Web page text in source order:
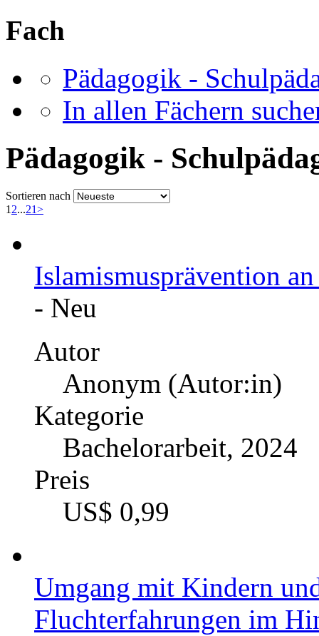
Fach
Pädagogik -
In allen Fächern
Pädagogik -
Sortieren nach
12...21>
Islamismusprävention
- Neu
Autor
Anonym (Autor:in)
Kategorie
Bachelorarbeit, 2024
Preis
US$ 0,99
Umgang mit Kindern
Fluchterfahrungen im